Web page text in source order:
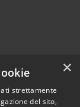
×
strettamente
del sito,